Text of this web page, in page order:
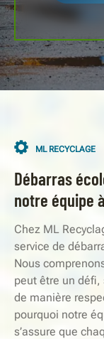
ML RECYCLAGE
Débarras
notre équipe
Chez ML
service de
Nous
peut être un
de manière
pourquoi notre
s’assure que